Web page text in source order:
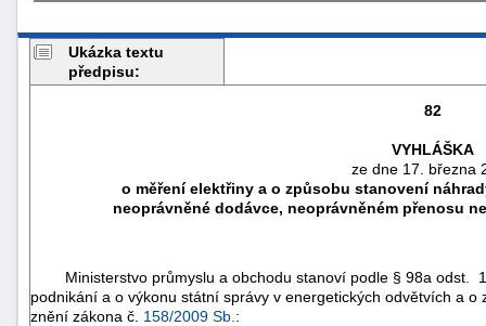
Ukázka textu
předpisu:
82
VYHLÁŠKA
ze dne 17. března
o měření elektřiny a o způsobu stanovení
neoprávněné dodávce, neoprávněném přenosu
Ministerstvo průmyslu a obchodu stanoví podle § 98a odst.
podnikání a o výkonu státní správy v energetických odvětvích a
znění zákona č. 158/2009 Sb. :